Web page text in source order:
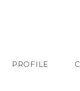
PROFILE